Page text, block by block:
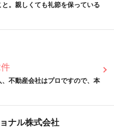
。親しくても礼節を保っている
不動産会社はプロですので、本
ナル株式会社